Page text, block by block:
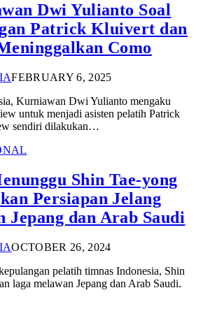
Dwi Yulianto Soal
Patrick Kluivert dan
Como
FEBRUARY 6, 2025
Kurniawan Dwi Yulianto mengaku
untuk menjadi asisten pelatih Patrick
sendiri dilakukan…
Shin Tae-yong
Persiapan Jelang
Jepang dan Arab Saudi
OCTOBER 26, 2024
pelatih timnas Indonesia, Shin
laga melawan Jepang dan Arab Saudi.